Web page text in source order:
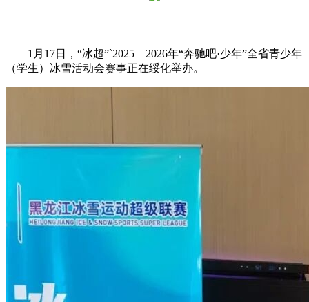
1月17日，“冰超”`2025—2026年“奔驰吧·少年”全省青少年
（学生）冰雪活动会赛事正在绥化举办。